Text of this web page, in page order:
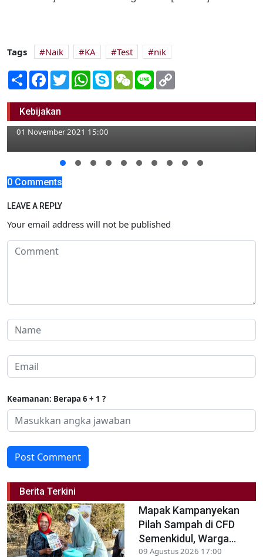
Tags Naik KA Test
nik
Share Facebook
TwitterWhatsApp
SkypeWeChatLine
Kebijakan
Inilah Daftar Nama Pemenang Undian Wajib
Pajak PBB-P2 Panutan
01 November 2021 15:00
0 Comments
LEAVE A REPLY
Your email address will not be published
Keamanan: Berapa 6 + 1 ?
Post Comment
Berita Terkini
Mapak Kampanyekan
Pilah Sampah di CFD
Semenkidul, Warga...
09 Agustus 2026 17:00